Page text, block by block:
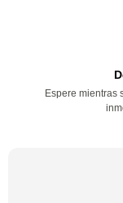
Espere mientras